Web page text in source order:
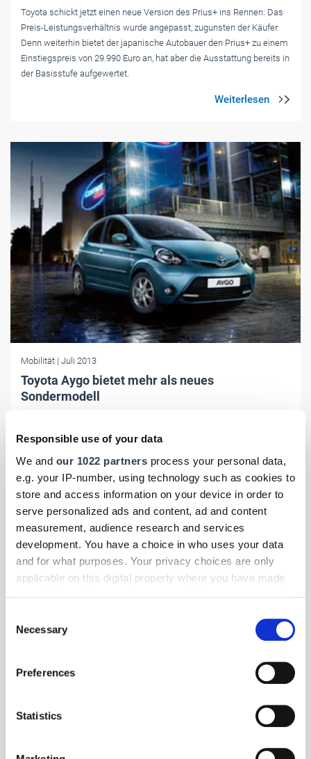
Responsible use of your data
We and our 1022 partners process your personal data,
e.g. your IP-number, using technology such as cookies to
store and access information on your device in order to
serve personalized ads and content, ad and content
measurement, audience research and services
development. You have a choice in who uses your data
and for what purposes. Your privacy choices are only
applicable on this digital property where you have made
the Privacy trigger icon.
Collect information about your geographical location
Identify your device by actively scanning it for
Find out more about how your personal data is processed
Selection
Necessary
Preferences
Statistics
Toyota schickt jetzt einen neue Version des Prius+ ins Rennen: Das
Preis-Leistungsverhältnis wurde angepasst, zugunsten der Käufer.
Denn weiterhin bietet der japanische Autobauer den Prius+ zu einem
Einstiegspreis von 29.990 Euro an, hat aber die Ausstattung bereits in
der Basisstufe aufgewertet.
Mobilität | Juli 2013
Toyota Aygo bietet mehr als neues
Sondermodell
Zudem hat Toyota den Aygo bereits in der Basisversion
grundsätzlich mit der elektronischen Stabilitätskontrolle VSC und der
Antriebsschlupfregelung TRC ausgestattet.